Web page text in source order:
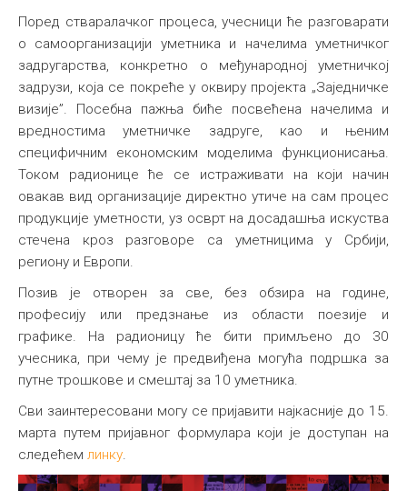
Поред стваралачког процеса, учесници ће разговарати
о самоорганизацији уметника и начелима уметничког
задругарства, конкретно о међународној уметничкој
задрузи, која се покреће у оквиру пројекта „Заједничке
визије”. Посебна пажња биће посвећена начелима и
вредностима уметничке задруге, као и њеним
специфичним економским моделима функционисања.
Током радионице ће се истраживати на који начин
овакав вид организације директно утиче на сам процес
продукције уметности, уз осврт на досадашња искуства
стечена кроз разговоре са уметницима у Србији,
региону и Европи.
Позив је отворен за све, без обзира на године,
професију или предзнање из области поезије и
графике. На радионицу ће бити примљено до 30
учесника, при чему је предвиђена могућа подршка за
путне трошкове и смештај за 10 уметника.
Сви заинтересовани могу се пријавити најкасније до 15.
марта путем пријавног формулара који је доступан на
следећем линку.